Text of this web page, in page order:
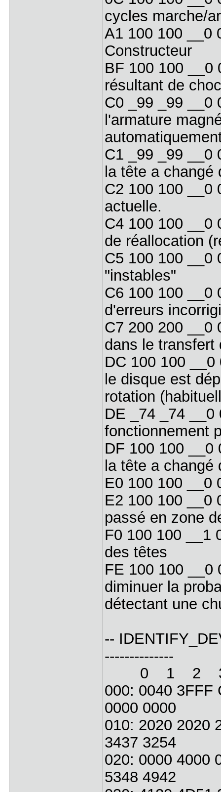
cycles marche/
A1 100 100 __0
Constructeur
BF 100 100 __0
résultant de
C0 _99 _99 __0
l'armature
C1 _99 _99 __0
la tête a changé
C2 100 100 __0
actuelle.
C4 100 100 __0
de réallocation
C5 100 100 __0
"instables"
C6 100 100 __0
d'erreurs
C7 200 200 __0
dans le transfert
DC 100 100
le disque est
rotation
DE _74 _74 __0
fonctionnement
DF 100 100 __0
la tête a changé
E0 100 100 __0
E2 100 100 __0
passé en zone
F0 100 100 __1
des têtes
FE 100 100 __0
diminuer la
détectant une
--
--------------
0 1 2 3
000: 0040 3FFF
0000 0000
010: 2020 2020
3437 3254
020: 0000 4000
5348 4942